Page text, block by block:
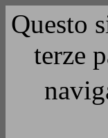
Questo
terze